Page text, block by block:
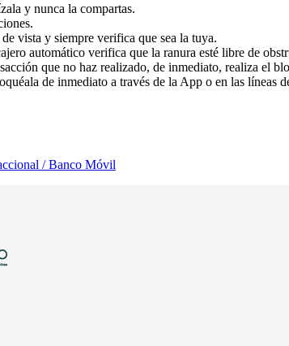
y nunca la compartas.
vista y siempre verifica que sea la tuya.
automático verifica que la ranura esté libre de
que no haz realizado, de inmediato, realiza el
de inmediato a través de la App o en las líneas
/ Banco Móvil